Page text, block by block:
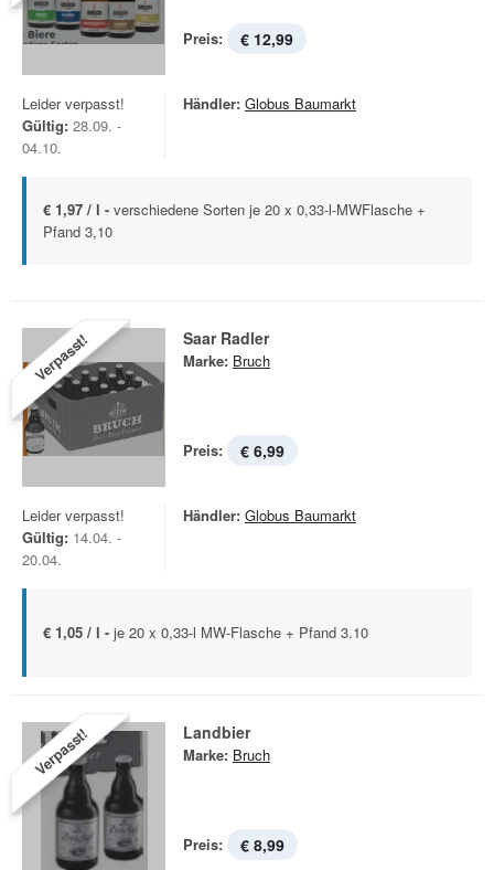
Preis: € 12,99
Leider verpasst!
Gültig: 28.09. -
04.10.
Händler: Globus Baumarkt
€ 1,97 / l - verschiedene Sorten je 20 x 0,33-l-MWFlasche +
Pfand 3,10
Verpasst! Saar Radler
Marke: Bruch
Preis: € 6,99
Leider verpasst!
Gültig: 14.04. -
20.04.
Händler: Globus Baumarkt
€ 1,05 / l - je 20 x 0,33-l MW-Flasche + Pfand 3.10
Verpasst! Landbier
Marke: Bruch
Preis: € 8,99